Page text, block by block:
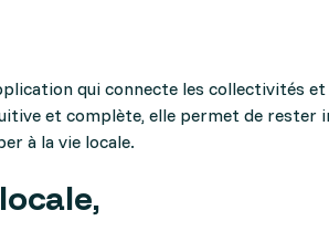
qui connecte les collectivités et
et complète, elle permet de rester
à la vie locale.